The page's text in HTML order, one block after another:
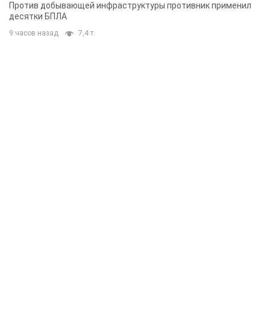
Против добывающей инфраструктуры противник применил
десятки БПЛА
9 часов назад 7,4 т.